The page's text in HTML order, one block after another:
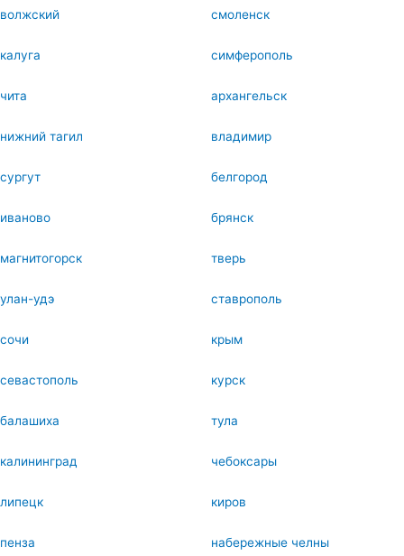
волжский смоленск
калуга симферополь
чита архангельск
нижний тагил владимир
сургут белгород
иваново брянск
магнитогорск тверь
улан-удэ ставрополь
сочи крым
севастополь курск
балашиха тула
калининград чебоксары
липецк киров
пенза набережные челны